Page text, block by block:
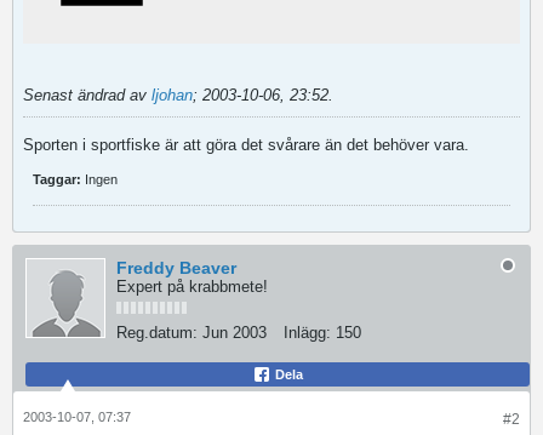
Senast ändrad av ljohan; 2003-10-06, 23:52.
Sporten i sportfiske är att göra det svårare än det behöver vara.
Taggar: Ingen
Freddy Beaver
Expert på krabbmete!
Reg.datum: Jun 2003 Inlägg: 150
Dela
#2
2003-10-07, 07:37